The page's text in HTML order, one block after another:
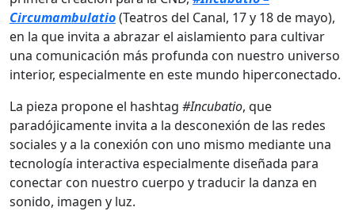
Circumambulatio(Teatros del Canal, 17 y 18 de mayo),
en la que invita a abrazar el aislamiento para cultivar
una comunicación más profunda con nuestro universo
interior, especialmente en este mundo hiperconectado.
La pieza propone el hashtag #Incubatio, que
paradójicamente invita a la desconexión de las redes
sociales y a la conexión con uno mismo mediante una
tecnología interactiva especialmente diseñada para
conectar con nuestro cuerpo y traducir la danza en
sonido, imagen y luz.